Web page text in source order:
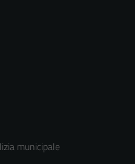
municipale